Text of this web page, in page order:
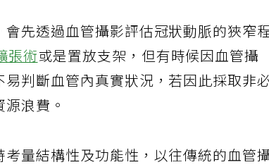
先透過血管攝影評估冠狀動脈的狹窄
張術或是置放支架，但有時候因血管攝
判斷血管內真實狀況，若因此採取非
浪費。